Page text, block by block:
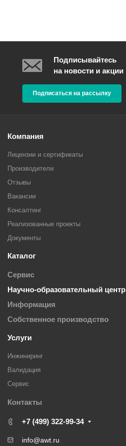
Подписывайтесь
на новости и акции
Подписаться на рассылку
Компания
Лицензии и сертификаты
Производители
Отзывы
Вакансии
Консалтинг
Реализованные проекты
Документы
Каталог
Сервис
Научно-образовательный центр
Информация
Собственное производство
Услуги
Инжиниринг
Валидация
Cервис
Контакты
+7 (499) 322-99-34
info@awt.ru